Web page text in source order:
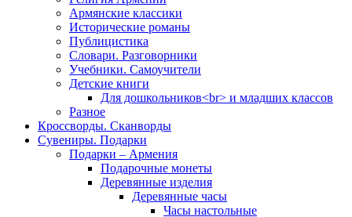
Армянские классики
Исторические романы
Публицистика
Словари. Разговорники
Учебники. Самоучители
Детские книги
Для дошкольников<br> и младших классов
Разное
Кроссворды. Сканворды
Сувениры. Подарки
Подарки – Армения
Подарочные монеты
Деревянные изделия
Деревянные часы
Часы настольные